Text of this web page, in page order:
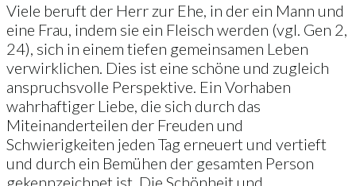
Viele beruft der Herr zur Ehe, in der ein Mann und
eine Frau, indem sie ein Fleisch werden (vgl. Gen 2,
24), sich in einem tiefen gemeinsamen Leben
verwirklichen. Dies ist eine schöne und zugleich
anspruchsvolle Perspektive. Ein Vorhaben
wahrhaftiger Liebe, die sich durch das
Miteinanderteilen der Freuden und
Schwierigkeiten jeden Tag erneuert und vertieft
und durch ein Bemühen der gesamten Person